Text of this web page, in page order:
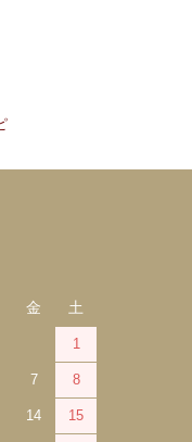
金 土
1
7 8
14 15